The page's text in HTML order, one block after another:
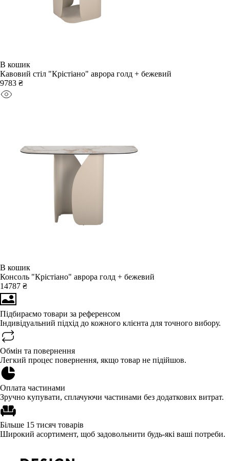
В кошик
Кавовий стіл "Крістіано" аврора голд + бежевий
9783 ₴
В кошик
Консоль "Крістіано" аврора голд + бежевий
14787 ₴
Підбираємо товари за референсом
Індивідуальний підхід до кожного клієнта для точного вибору.
Обмін та повернення
Легкий процес повернення, якщо товар не підійшов.
Оплата частинами
Зручно купувати, сплачуючи частинами без додаткових витрат.
Більше 15 тисяч товарів
Широкий асортимент, щоб задовольнити будь-які ваші потреби.